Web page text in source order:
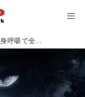
『鬼滅の刃』全身呼吸で全力前進した作品